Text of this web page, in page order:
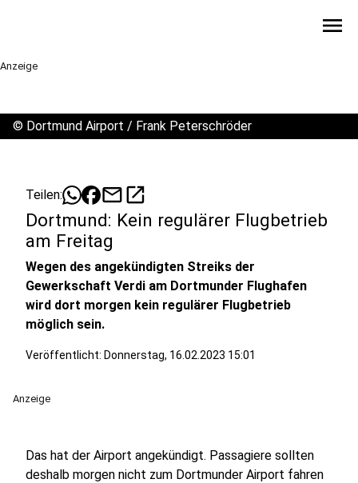
menu
Anzeige
© Dortmund Airport / Frank Peterschröder
Teilen: mailopen_in_new
Dortmund: Kein regulärer Flugbetrieb
am Freitag
Wegen des angekündigten Streiks der
Gewerkschaft Verdi am Dortmunder Flughafen
wird dort morgen kein regulärer Flugbetrieb
möglich sein.
Veröffentlicht: Donnerstag, 16.02.2023 15:01
Anzeige
Das hat der Airport angekündigt. Passagiere sollten
deshalb morgen nicht zum Dortmunder Airport fahren